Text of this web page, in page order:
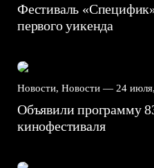
Фестиваль
первого уикенда
Новости, Новости — 24
Объявили программу
кинофестиваля